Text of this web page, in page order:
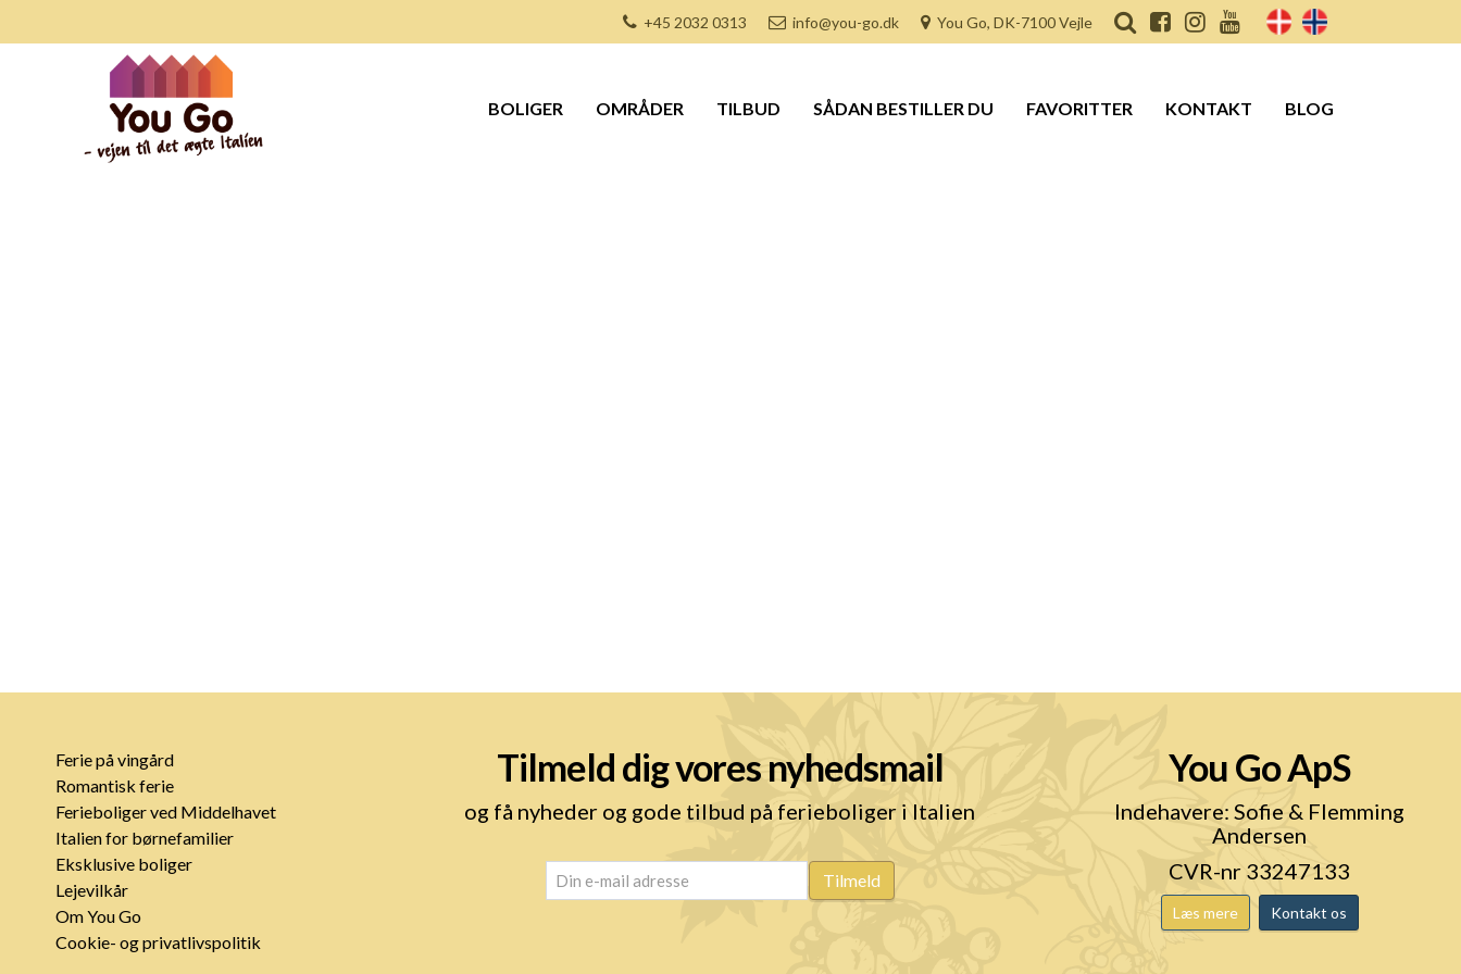
+45 2032 0313 info@you-go.dk You Go, DK-7100 Vejle
BOLIGER OMRÅDER TILBUD SÅDAN BESTILLER DU FAVORITTER KONTAKT BLOG
Ferie på vingård
Romantisk ferie
Ferieboliger ved Middelhavet
Italien for børnefamilier
Eksklusive boliger
Lejevilkår
Om You Go
Cookie- og privatlivspolitik
Tilmeld dig vores nyhedsmail
og få nyheder og gode tilbud på ferieboliger i Italien
email (Påkrævet) Tilmeld
You Go ApS
Indehavere: Sofie & Flemming
Andersen
CVR-nr 33247133
Læs mere Kontakt os